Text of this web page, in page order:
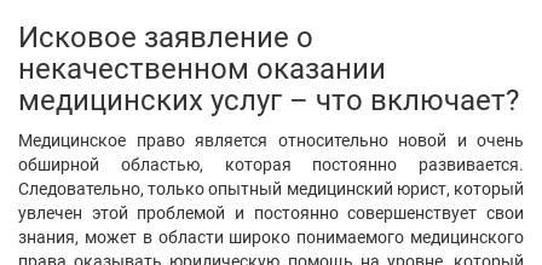
Исковое заявление о
некачественном оказании
медицинских услуг – что включает?
Медицинское право является относительно новой и очень
обширной областью, которая постоянно развивается.
Следовательно, только опытный медицинский юрист, который
увлечен этой проблемой и постоянно совершенствует свои
знания, может в области широко понимаемого медицинского